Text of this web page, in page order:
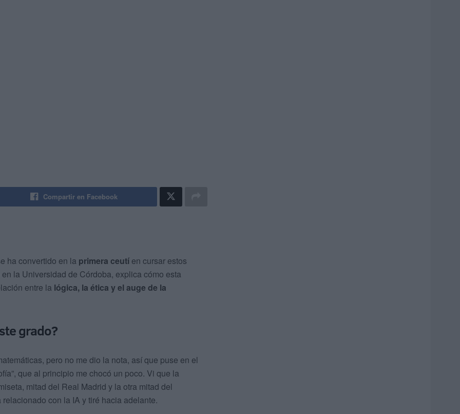
Compartir en Facebook
ha convertido en la primera ceutí en cursar estos
la Universidad de Córdoba, explica cómo esta
entre la lógica, la ética y el auge de la
grado?
pero no me dio la nota, así que puse en el
que al principio me chocó un poco. Vi que la
mitad del Real Madrid y la otra mitad del
con la IA y tiré hacia adelante.